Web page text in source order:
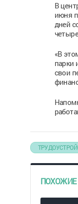
В
июня
дней
«В
парки
свои
ПОХОЖИЕ